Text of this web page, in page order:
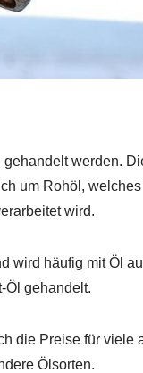
gehandelt werden.
um Rohöl,
wird.
wird häufig mit Öl
Öl gehandelt.
die Preise für viele
Ölsorten.